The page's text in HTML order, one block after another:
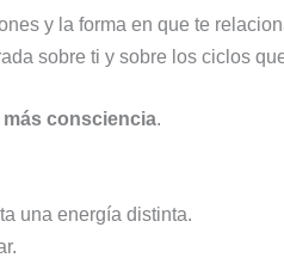
y la forma en que te
sobre ti y sobre los ciclos
consciencia.
una energía distinta.